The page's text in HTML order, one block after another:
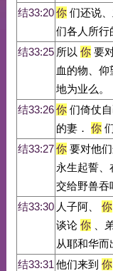
结33:20你们还说、
们各人所行
结33:25 所以 你要
血的物、仰
地为业么。
结33:26你们倚仗自
的妻． 你
结33:27你要对他们
永生起誓
交给野兽吞
结33:30 人子阿、 你
谈论 你、
从耶和华而
结33:31 他们来到 你